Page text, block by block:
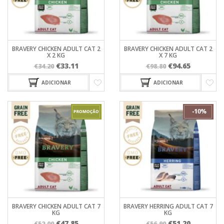
BRAVERY CHICKEN ADULT CAT 2
X 2 KG
€34.20 O
preço
original
€34.20.
€33.11O
preço
atual
€33.11.
ADICIONAR
BRAVERY CHICKEN ADULT CAT 2
X 7 KG
€98.80 O
preço
original
€98.80.
€94.65O
preço
atual
€94.65.
ADICIONAR
BRAVERY CHICKEN ADULT CAT 7
KG
BRAVERY HERRING ADULT CAT 7
KG